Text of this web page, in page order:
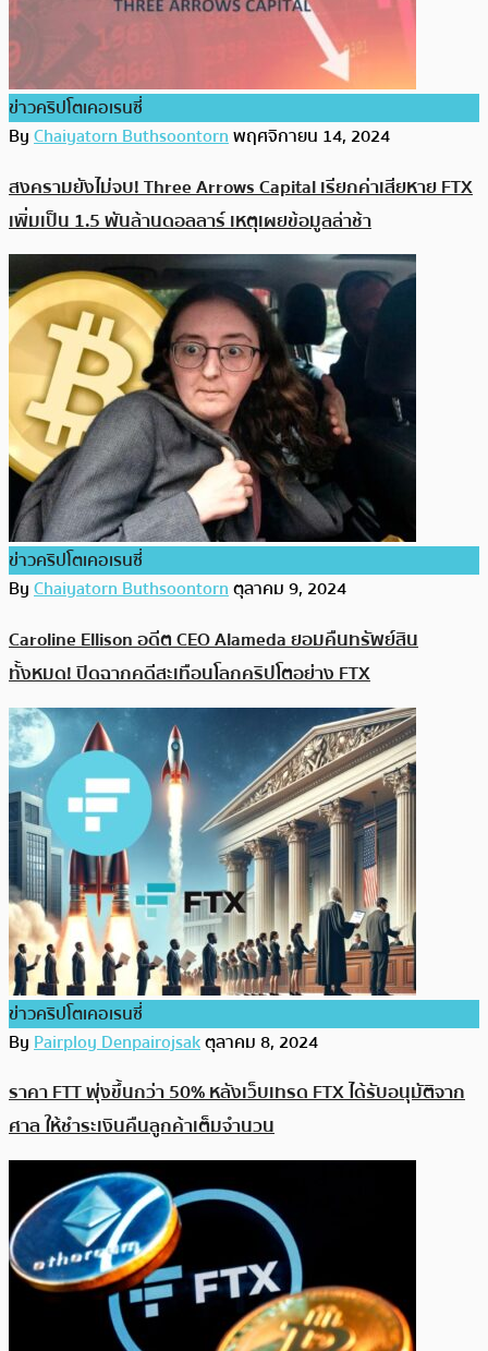
ข่าวคริปโตเคอเรนซี่
ByChaiyatorn Buthsoontornพฤศจิกายน 14, 2024
สงครามยังไม่จบ! Three Arrows Capital เรียกค่าเสียหาย FTX
เพิ่มเป็น 1.5 พันล้านดอลลาร์ เหตุเผยข้อมูลล่าช้า
ข่าวคริปโตเคอเรนซี่
ByChaiyatorn Buthsoontornตุลาคม 9, 2024
Caroline Ellison อดีต CEO Alameda ยอมคืนทรัพย์สิน
ทั้งหมด! ปิดฉากคดีสะเทือนโลกคริปโตอย่าง FTX
ข่าวคริปโตเคอเรนซี่
ByPairploy Denpairojsakตุลาคม 8, 2024
ราคา FTT พุ่งขึ้นกว่า 50% หลังเว็บเทรด FTX ได้รับอนุมัติจาก
ศาล ให้ชำระเงินคืนลูกค้าเต็มจำนวน